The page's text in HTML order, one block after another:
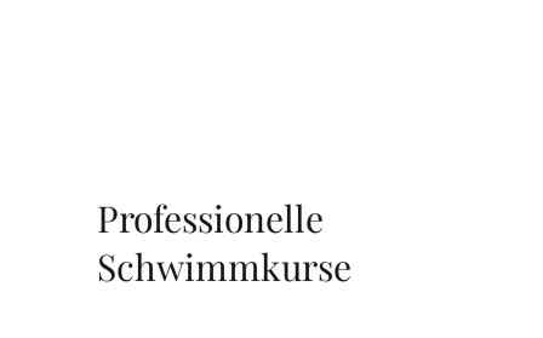
Professionelle
Schwimmkurse